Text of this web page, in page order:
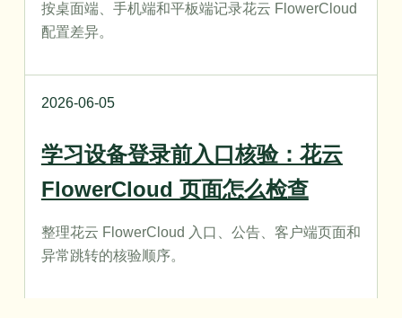
按桌面端、手机端和平板端记录花云 FlowerCloud
配置差异。
2026-06-05
学习设备登录前入口核验：花云
FlowerCloud 页面怎么检查
整理花云 FlowerCloud 入口、公告、客户端页面和
异常跳转的核验顺序。